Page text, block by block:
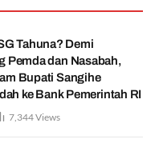
Tahuna? Demi
Pemda dan Nasabah,
Bupati Sangihe
ke Bank Pemerintah RI
7,344Views